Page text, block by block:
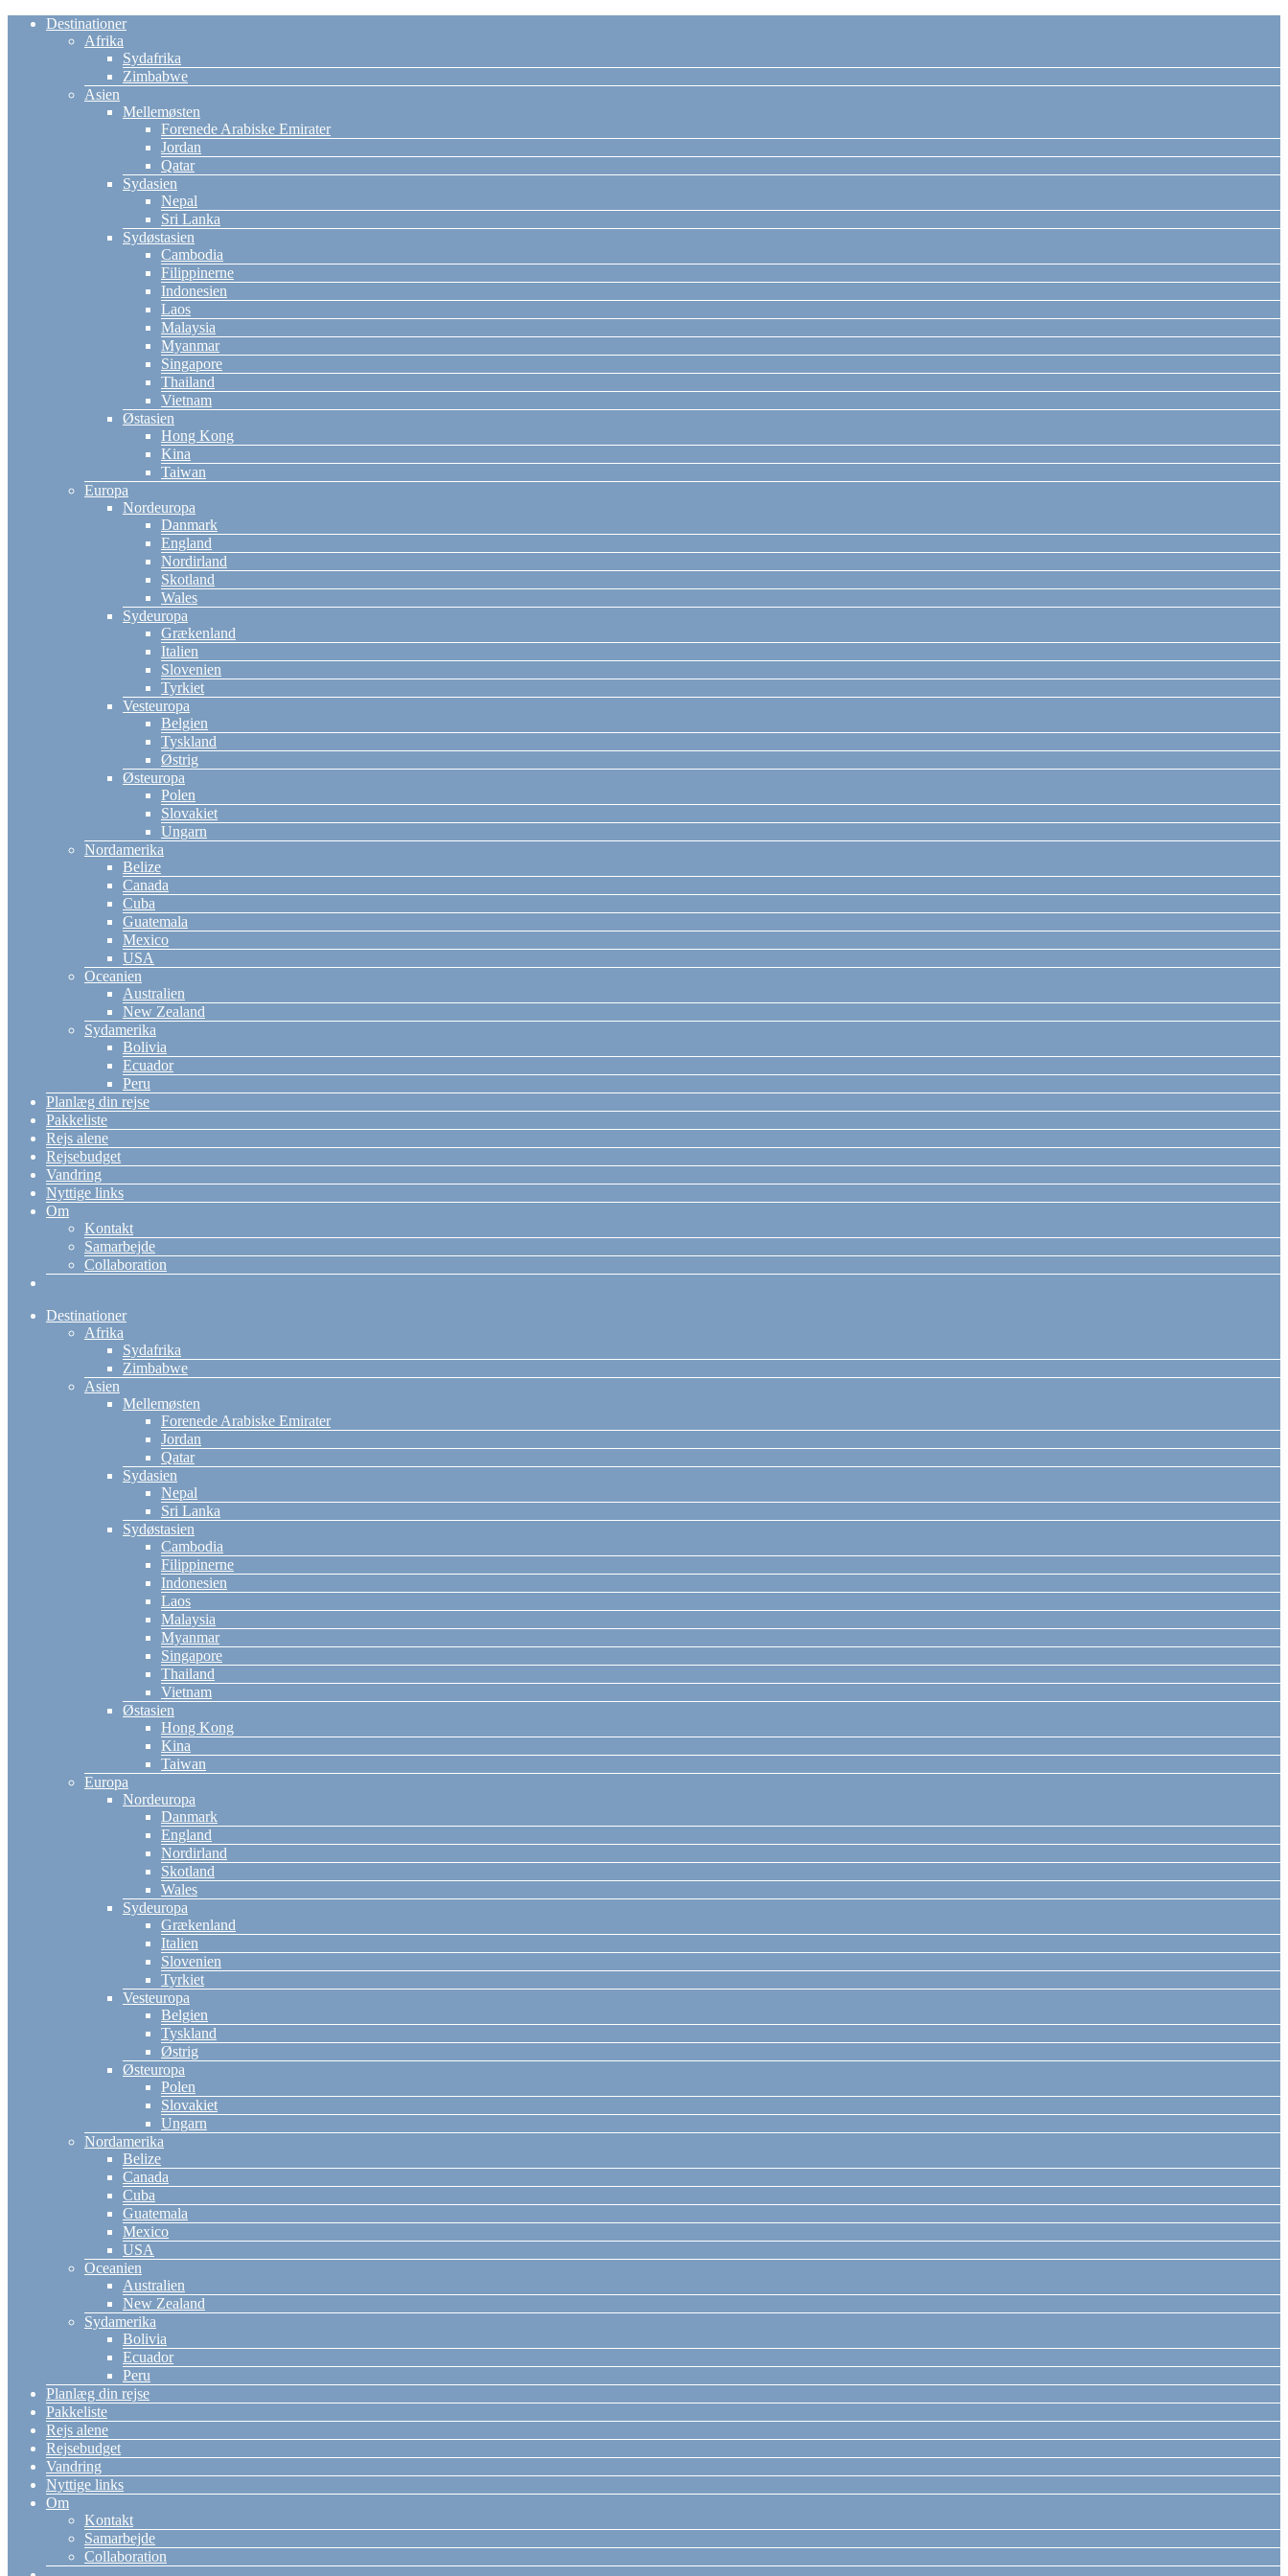
Destinationer
Afrika
Sydafrika
Zimbabwe
Asien
Mellemøsten
Forenede Arabiske Emirater
Jordan
Qatar
Sydasien
Nepal
Sri Lanka
Sydøstasien
Cambodia
Filippinerne
Indonesien
Laos
Malaysia
Myanmar
Singapore
Thailand
Vietnam
Østasien
Hong Kong
Kina
Taiwan
Europa
Nordeuropa
Danmark
England
Nordirland
Skotland
Wales
Sydeuropa
Grækenland
Italien
Slovenien
Tyrkiet
Vesteuropa
Belgien
Tyskland
Østrig
Østeuropa
Polen
Slovakiet
Ungarn
Nordamerika
Belize
Canada
Cuba
Guatemala
Mexico
USA
Oceanien
Australien
New Zealand
Sydamerika
Bolivia
Ecuador
Peru
Planlæg din rejse
Pakkeliste
Rejs alene
Rejsebudget
Vandring
Nyttige links
Om
Kontakt
Samarbejde
Collaboration
Destinationer
Afrika
Sydafrika
Zimbabwe
Asien
Mellemøsten
Forenede Arabiske Emirater
Jordan
Qatar
Sydasien
Nepal
Sri Lanka
Sydøstasien
Cambodia
Filippinerne
Indonesien
Laos
Malaysia
Myanmar
Singapore
Thailand
Vietnam
Østasien
Hong Kong
Kina
Taiwan
Europa
Nordeuropa
Danmark
England
Nordirland
Skotland
Wales
Sydeuropa
Grækenland
Italien
Slovenien
Tyrkiet
Vesteuropa
Belgien
Tyskland
Østrig
Østeuropa
Polen
Slovakiet
Ungarn
Nordamerika
Belize
Canada
Cuba
Guatemala
Mexico
USA
Oceanien
Australien
New Zealand
Sydamerika
Bolivia
Ecuador
Peru
Planlæg din rejse
Pakkeliste
Rejs alene
Rejsebudget
Vandring
Nyttige links
Om
Kontakt
Samarbejde
Collaboration